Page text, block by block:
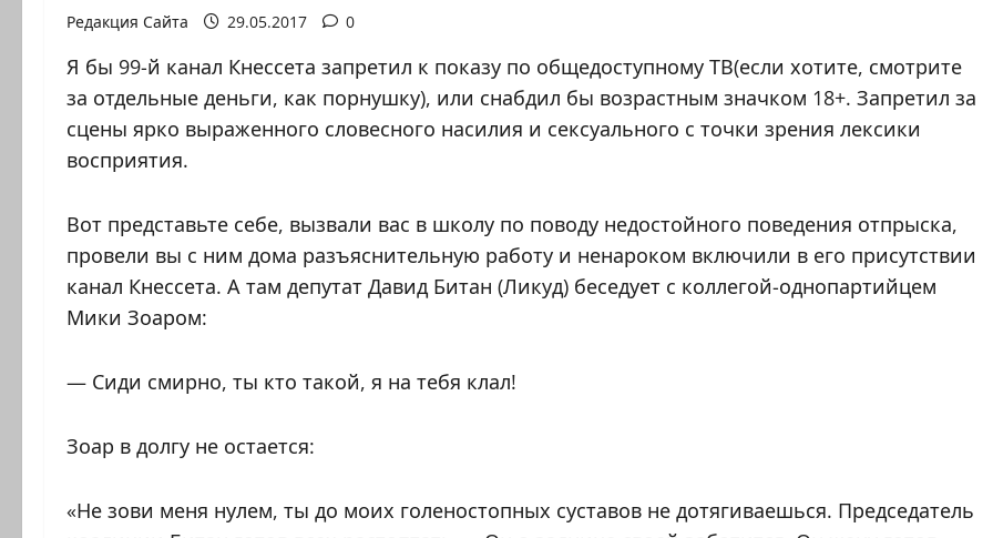
Редакция Сайта 29.05.2017 0
Я бы 99-й канал Кнессета запретил к показу по общедоступному ТВ(если хотите, смотрите
за отдельные деньги, как порнушку), или снабдил бы возрастным значком 18+. Запретил за
сцены ярко выраженного словесного насилия и сексуального с точки зрения лексики
восприятия.
Вот представьте себе, вызвали вас в школу по поводу недостойного поведения отпрыска,
провели вы с ним дома разъяснительную работу и ненароком включили в его присутствии
канал Кнессета. А там депутат Давид Битан (Ликуд) беседует с коллегой-однопартийцем
Мики Зоаром:
— Сиди смирно, ты кто такой, я на тебя клал!
Зоар в долгу не остается:
«Не зови меня нулем, ты до моих голеностопных суставов не дотягиваешься. Председатель